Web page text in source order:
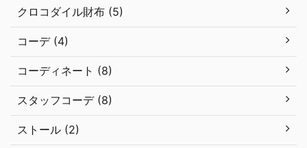
クロコダイル財布 (5)
コーデ (4)
コーディネート (8)
スタッフコーデ (8)
ストール (2)